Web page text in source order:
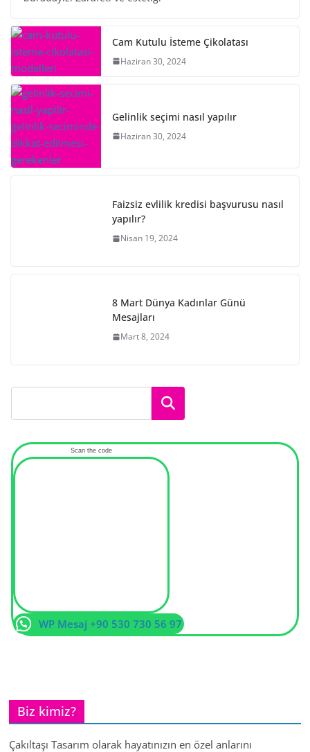
Cam Kutulu İsteme Çikolatası
Haziran 30, 2024
Gelinlik seçimi nasıl yapılır
Haziran 30, 2024
Faizsiz evlilik kredisi başvurusu nasıl
yapılır?
Nisan 19, 2024
8 Mart Dünya Kadınlar Günü
Mesajları
Mart 8, 2024
Ara
Scan the code
WP Mesaj +90 530 730 56 97
Biz kimiz?
Çakıltaşı Tasarım olarak hayatınızın en özel anlarını